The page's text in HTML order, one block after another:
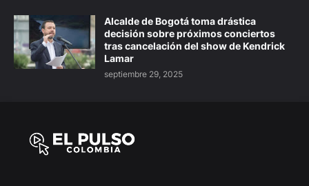
Alcalde de Bogotá toma drástica
decisión sobre próximos conciertos
tras cancelación del show de Kendrick
Lamar
septiembre 29, 2025